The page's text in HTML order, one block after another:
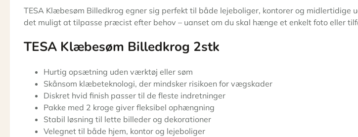
TESA Klæbesøm Billedkrog egner sig perfekt til både lejeboliger, kontorer og
det muligt at tilpasse præcist efter behov – uanset om du skal hænge et enkelt foto eller
TESA Klæbesøm Billedkrog 2stk
Hurtig opsætning uden værktøj eller søm
Skånsom klæbeteknologi, der mindsker risikoen for vægskader
Diskret hvid finish passer til de fleste indretninger
Pakke med 2 kroge giver fleksibel ophængning
Stabil løsning til lette billeder og dekorationer
Velegnet til både hjem, kontor og lejeboliger